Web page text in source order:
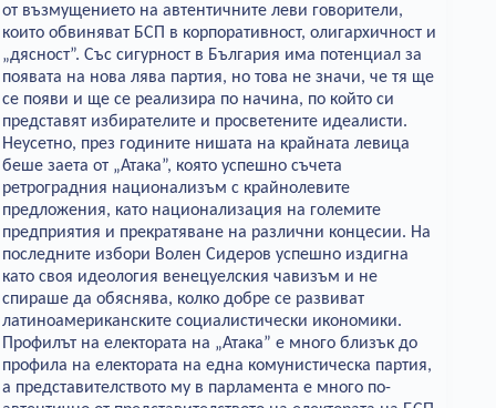
от възмущението на автентичните леви говорители,
които обвиняват БСП в корпоративност, олигархичност и
„дясност”. Със сигурност в България има потенциал за
появата на нова лява партия, но това не значи, че тя ще
се появи и ще се реализира по начина, по който си
представят избирателите и просветените идеалисти.
Неусетно, през годините нишата на крайната левица
беше заета от „Атака”, която успешно съчета
ретроградния национализъм с крайнолевите
предложения, като национализация на големите
предприятия и прекратяване на различни концесии. На
последните избори Волен Сидеров успешно издигна
като своя идеология венецуелския чавизъм и не
спираше да обяснява, колко добре се развиват
латиноамериканските социалистически икономики.
Профилът на електората на „Атака” е много близък до
профила на електората на една комунистическа партия,
а представителството му в парламента е много по-